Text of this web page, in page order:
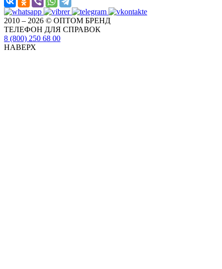
2010 – 2026 © ОПТОМ БРЕНД
ТЕЛЕФОН ДЛЯ СПРАВОК
8 (800) 250 68 00
НАВЕРХ